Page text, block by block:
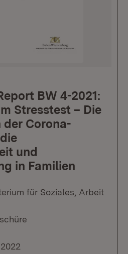
BW 4-2021:
Stresstest – Die
Corona-
und
in Familien
für Soziales, Arbeit